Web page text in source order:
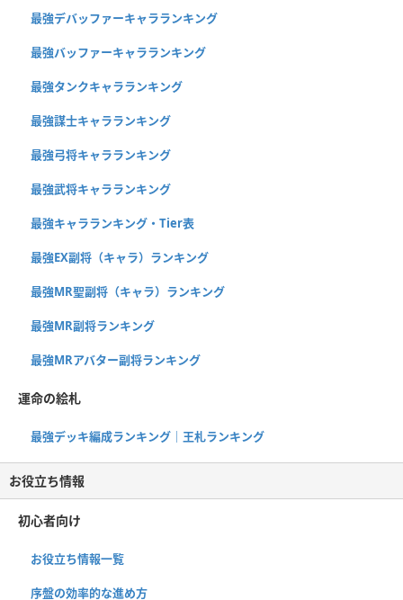
最強デバッファーキャラランキング
最強バッファーキャラランキング
最強タンクキャラランキング
最強謀士キャラランキング
最強弓将キャラランキング
最強武将キャラランキング
最強キャラランキング・Tier表
最強EX副将（キャラ）ランキング
最強MR聖副将（キャラ）ランキング
最強MR副将ランキング
最強MRアバター副将ランキング
運命の絵札
最強デッキ編成ランキング｜王札ランキング
お役立ち情報
初心者向け
お役立ち情報一覧
序盤の効率的な進め方